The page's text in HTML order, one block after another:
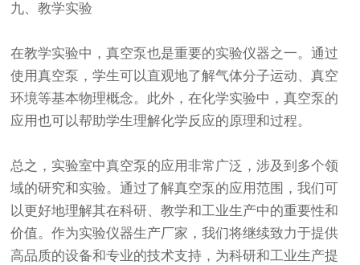
九、教学实验
在教学实验中，真空泵也是重要的实验仪器之一。通过
使用真空泵，学生可以直观地了解气体分子运动、真空
环境等基本物理概念。此外，在化学实验中，真空泵的
应用也可以帮助学生理解化学反应的原理和过程。
总之，实验室中真空泵的应用非常广泛，涉及到多个领
域的研究和实验。通过了解真空泵的应用范围，我们可
以更好地理解其在科研、教学和工业生产中的重要性和
价值。作为实验仪器生产厂家，我们将继续致力于提供
高品质的设备和专业的技术支持，为科研和工业生产提